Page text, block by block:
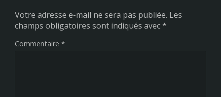
Votre adresse e-mail ne sera pas publiée. Les
champs obligatoires sont indiqués avec*
Commentaire *